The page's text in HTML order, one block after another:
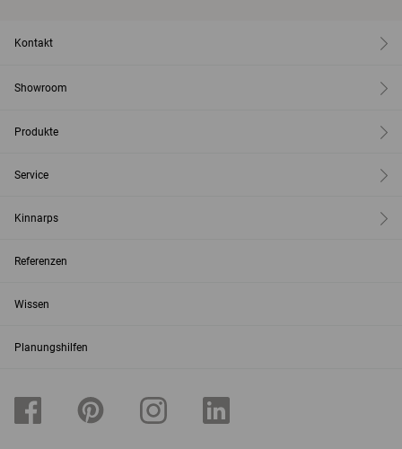
Kontakt
Showroom
Produkte
Service
Kinnarps
Referenzen
Wissen
Planungshilfen